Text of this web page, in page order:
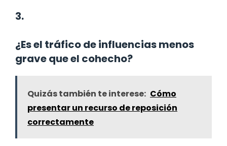
3.
¿Es el tráfico de influencias menos
grave que el cohecho?
Quizás también te interese: Cómo
presentar un recurso de reposición
correctamente